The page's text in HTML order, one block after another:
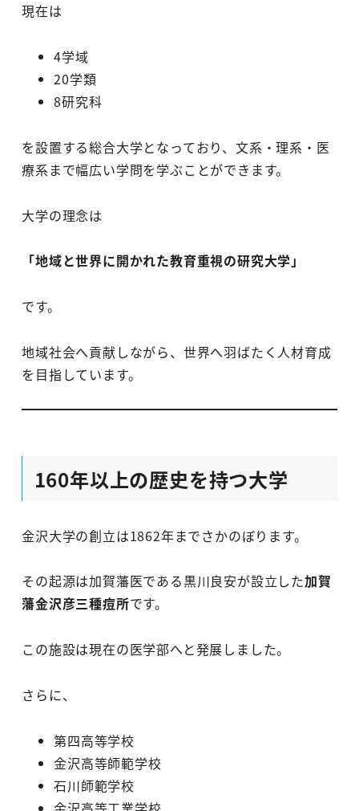
現在は
4学域
20学類
8研究科
を設置する総合大学となっており、文系・理系・医
療系まで幅広い学問を学ぶことができます。
大学の理念は
「地域と世界に開かれた教育重視の研究大学」
です。
地域社会へ貢献しながら、世界へ羽ばたく人材育成
を目指しています。
160年以上の歴史を持つ大学
金沢大学の創立は1862年までさかのぼります。
その起源は加賀藩医である黒川良安が設立した加賀
藩金沢彦三種痘所です。
この施設は現在の医学部へと発展しました。
さらに、
第四高等学校
金沢高等師範学校
石川師範学校